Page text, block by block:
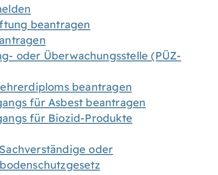
beantragen
oder Überwachungsstelle (PÜZ-
beantragen
für Asbest beantragen
für Biozid-Produkte
oder